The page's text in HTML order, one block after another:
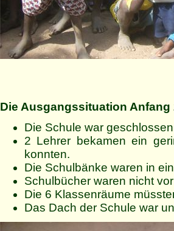
Die Ausgangssituation Anfang
Die Schule war geschlossen
2 Lehrer bekamen ein
konnten.
Die Schulbänke waren in
Schulbücher waren nicht
Die 6 Klassenräume
Das Dach der Schule war